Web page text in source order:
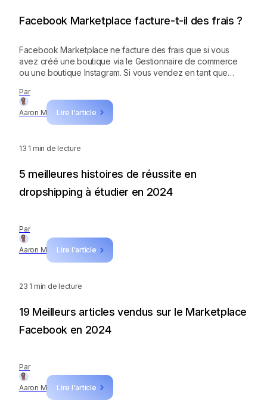
Par
Aaron M Lire l'article
Facebook Marketplace facture-t-il des frais ?
Facebook Marketplace ne facture des frais que si vous
avez créé une boutique via le Gestionnaire de commerce
ou une boutique Instagram. Si vous vendez en tant que
soucier.
13 1 min de lecture
Par
Aaron M Lire l'article
5 meilleures histoires de réussite en
dropshipping à étudier en 2024
23 1 min de lecture
Par
Aaron M Lire l'article
19 Meilleurs articles vendus sur le Marketplace
Facebook en 2024